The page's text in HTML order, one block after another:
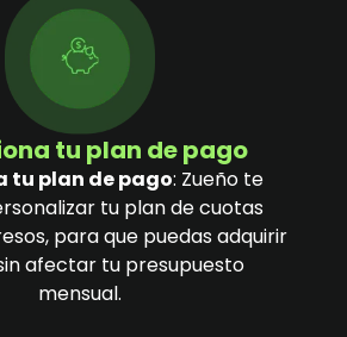
tu plan de pago
tu plan de pago: Zueño te
tu plan de cuotas
para que puedas adquirir
afectar tu presupuesto
mensual.